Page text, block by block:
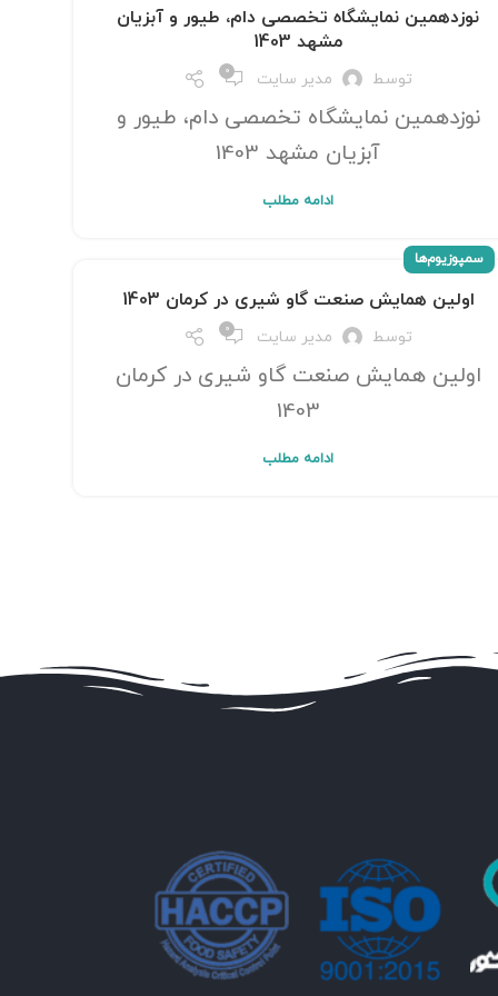
نوزدهمین نمایشگاه تخصصی دام، طیور و آبزیان
مشهد 1403
توسط مدیر سایت 0
نوزدهمین نمایشگاه تخصصی دام، طیور و
آبزیان مشهد 1403
ادامه مطلب
سمپوزیوم‌ها
اولین همایش صنعت گاو شیری در کرمان 1403
توسط مدیر سایت 0
اولین همایش صنعت گاو شیری در کرمان
1403
ادامه مطلب